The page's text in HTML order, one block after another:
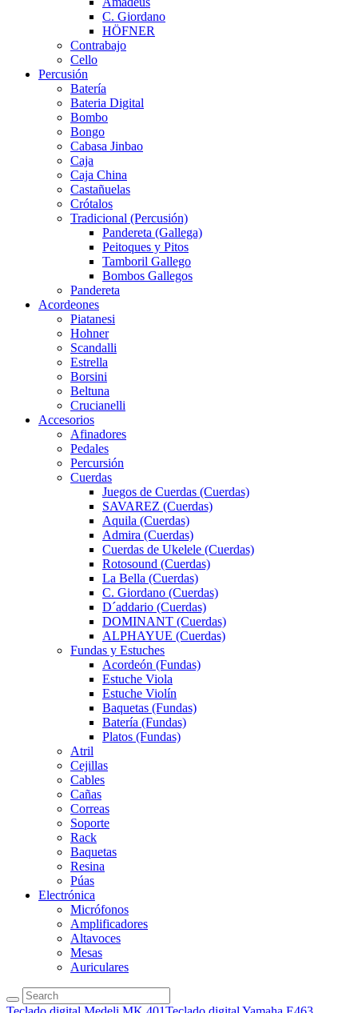
C. Giordano
HÖFNER
Contrabajo
Cello
Percusión
Batería
Bateria Digital
Bombo
Bongo
Cabasa Jinbao
Caja
Caja China
Castañuelas
Crótalos
Tradicional (Percusión)
Pandereta (Gallega)
Peitoques y Pitos
Tamboril Gallego
Bombos Gallegos
Pandereta
Acordeones
Piatanesi
Hohner
Scandalli
Estrella
Borsini
Beltuna
Crucianelli
Accesorios
Afinadores
Pedales
Percursión
Cuerdas
Juegos de Cuerdas (Cuerdas)
SAVAREZ (Cuerdas)
Aquila (Cuerdas)
Admira (Cuerdas)
Cuerdas de Ukelele (Cuerdas)
Rotosound (Cuerdas)
La Bella (Cuerdas)
C. Giordano (Cuerdas)
D´addario (Cuerdas)
DOMINANT (Cuerdas)
ALPHAYUE (Cuerdas)
Fundas y Estuches
Acordeón (Fundas)
Estuche Viola
Estuche Violín
Baquetas (Fundas)
Batería (Fundas)
Platos (Fundas)
Atril
Cejillas
Cables
Cañas
Correas
Soporte
Rack
Baquetas
Resina
Púas
Electrónica
Micrófonos
Amplificadores
Altavoces
Mesas
Auriculares